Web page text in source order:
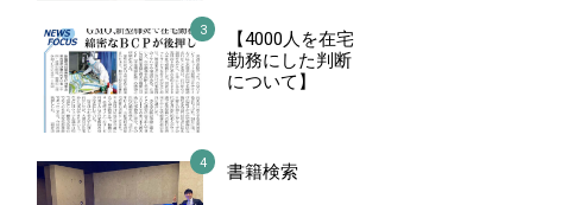
【4000人を在宅
勤務にした判断
について】
書籍検索